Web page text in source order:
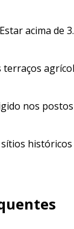
acima de
nos